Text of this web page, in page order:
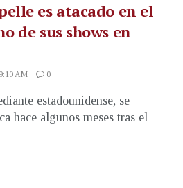
es atacado en el
de sus shows en
AM 0
estadounidense, se
hace algunos meses tras el